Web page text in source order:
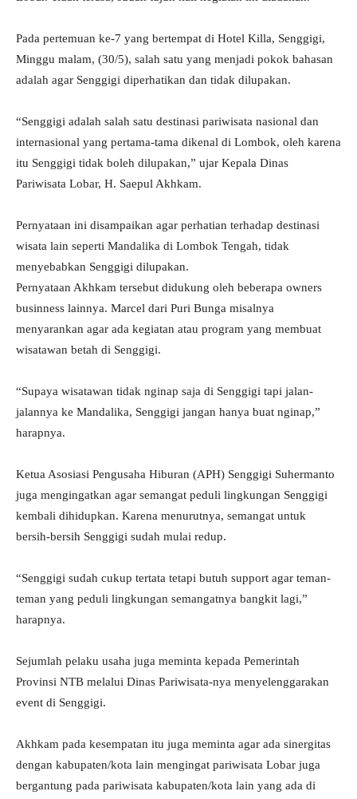
Pada pertemuan ke-7 yang bertempat di Hotel Killa, Senggigi,
Minggu malam, (30/5), salah satu yang menjadi pokok bahasan
adalah agar Senggigi diperhatikan dan tidak dilupakan.
“Senggigi adalah salah satu destinasi pariwisata nasional dan
internasional yang pertama-tama dikenal di Lombok, oleh karena
itu Senggigi tidak boleh dilupakan,” ujar Kepala Dinas
Pariwisata Lobar, H. Saepul Akhkam.
Pernyataan ini disampaikan agar perhatian terhadap destinasi
wisata lain seperti Mandalika di Lombok Tengah, tidak
menyebabkan Senggigi dilupakan.
Pernyataan Akhkam tersebut didukung oleh beberapa owners
businness lainnya. Marcel dari Puri Bunga misalnya
menyarankan agar ada kegiatan atau program yang membuat
wisatawan betah di Senggigi.
“Supaya wisatawan tidak nginap saja di Senggigi tapi jalan-
jalannya ke Mandalika, Senggigi jangan hanya buat nginap,”
harapnya.
Ketua Asosiasi Pengusaha Hiburan (APH) Senggigi Suhermanto
juga mengingatkan agar semangat peduli lingkungan Senggigi
kembali dihidupkan. Karena menurutnya, semangat untuk
bersih-bersih Senggigi sudah mulai redup.
“Senggigi sudah cukup tertata tetapi butuh support agar teman-
teman yang peduli lingkungan semangatnya bangkit lagi,”
harapnya.
Sejumlah pelaku usaha juga meminta kepada Pemerintah
Provinsi NTB melalui Dinas Pariwisata-nya menyelenggarakan
event di Senggigi.
Akhkam pada kesempatan itu juga meminta agar ada sinergitas
dengan kabupaten/kota lain mengingat pariwisata Lobar juga
bergantung pada pariwisata kabupaten/kota lain yang ada di